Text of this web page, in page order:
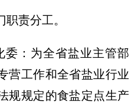
职责分工。
委：为全省盐业主管部
营工作和全省盐业行业
规规定的食盐定点生产